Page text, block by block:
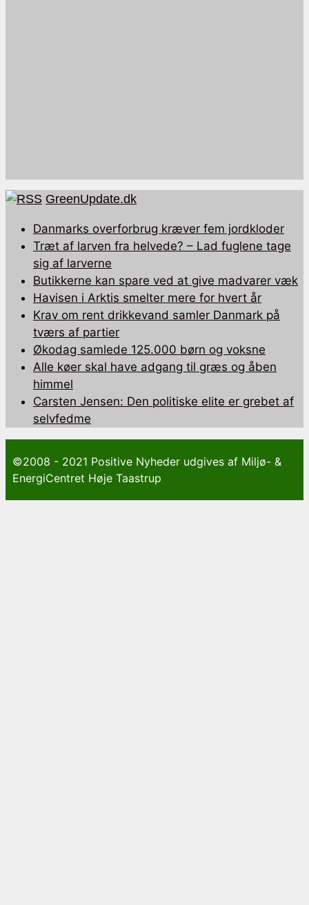
GreenUpdate.dk
Danmarks overforbrug kræver fem jordkloder
Træt af larven fra helvede? – Lad fuglene tage
sig af larverne
Butikkerne kan spare ved at give madvarer væk
Havisen i Arktis smelter mere for hvert år
Krav om rent drikkevand samler Danmark på
tværs af partier
Økodag samlede 125.000 børn og voksne
Alle køer skal have adgang til græs og åben
himmel
Carsten Jensen: Den politiske elite er grebet af
selvfedme
©2008 - 2021 Positive Nyheder udgives af Miljø- &
EnergiCentret Høje Taastrup